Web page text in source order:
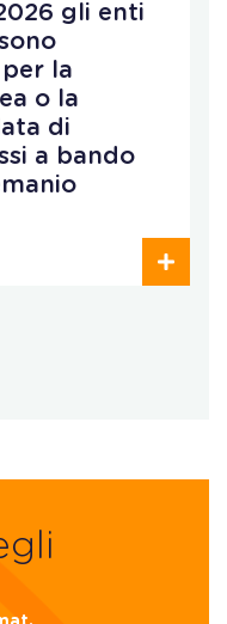
gli enti
la
o la
di
a bando